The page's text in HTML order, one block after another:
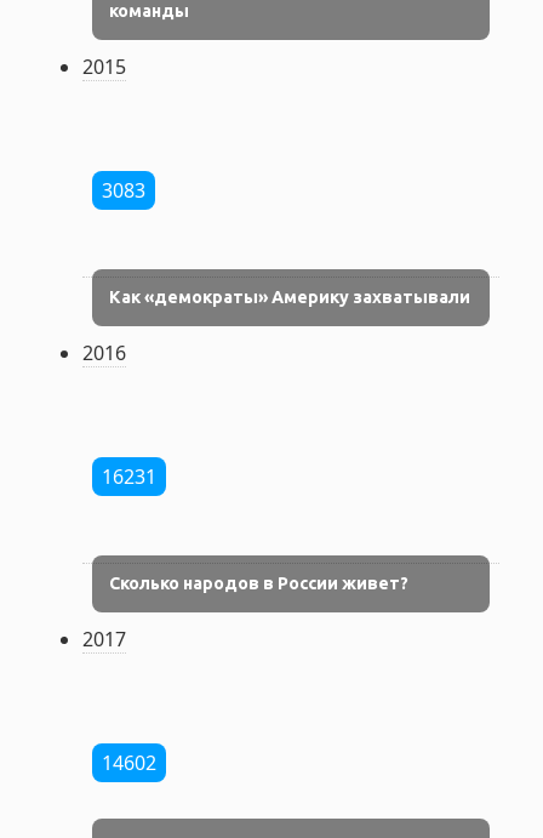
команды
2015
3083
Как «демократы» Америку захватывали
2016
16231
Сколько народов в России живет?
2017
14602